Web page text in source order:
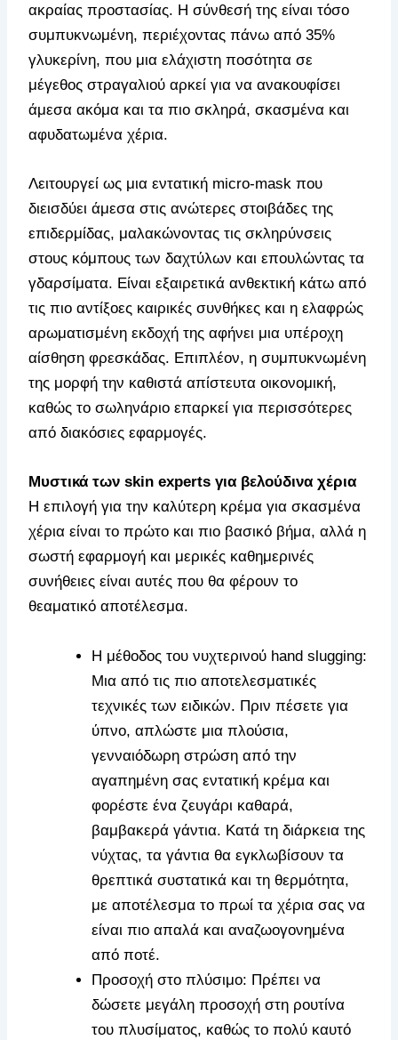
ακραίας προστασίας. Η σύνθεσή της είναι τόσο
συμπυκνωμένη, περιέχοντας πάνω από 35%
γλυκερίνη, που μια ελάχιστη ποσότητα σε
μέγεθος στραγαλιού αρκεί για να ανακουφίσει
άμεσα ακόμα και τα πιο σκληρά, σκασμένα και
αφυδατωμένα χέρια.
Λειτουργεί ως μια εντατική micro-mask που
διεισδύει άμεσα στις ανώτερες στοιβάδες της
επιδερμίδας, μαλακώνοντας τις σκληρύνσεις
στους κόμπους των δαχτύλων και επουλώντας τα
γδαρσίματα. Είναι εξαιρετικά ανθεκτική κάτω από
τις πιο αντίξοες καιρικές συνθήκες και η ελαφρώς
αρωματισμένη εκδοχή της αφήνει μια υπέροχη
αίσθηση φρεσκάδας. Επιπλέον, η συμπυκνωμένη
της μορφή την καθιστά απίστευτα οικονομική,
καθώς το σωληνάριο επαρκεί για περισσότερες
από διακόσιες εφαρμογές.
Μυστικά των skin experts για βελούδινα χέρια
Η επιλογή για την καλύτερη κρέμα για σκασμένα
χέρια είναι το πρώτο και πιο βασικό βήμα, αλλά η
σωστή εφαρμογή και μερικές καθημερινές
συνήθειες είναι αυτές που θα φέρουν το
θεαματικό αποτέλεσμα.
Η μέθοδος του νυχτερινού hand slugging:
Μια από τις πιο αποτελεσματικές
τεχνικές των ειδικών. Πριν πέσετε για
ύπνο, απλώστε μια πλούσια,
γενναιόδωρη στρώση από την
αγαπημένη σας εντατική κρέμα και
φορέστε ένα ζευγάρι καθαρά,
βαμβακερά γάντια. Κατά τη διάρκεια της
νύχτας, τα γάντια θα εγκλωβίσουν τα
θρεπτικά συστατικά και τη θερμότητα,
με αποτέλεσμα το πρωί τα χέρια σας να
είναι πιο απαλά και αναζωογονημένα
από ποτέ.
Προσοχή στο πλύσιμο: Πρέπει να
δώσετε μεγάλη προσοχή στη ρουτίνα
του πλυσίματος, καθώς το πολύ καυτό